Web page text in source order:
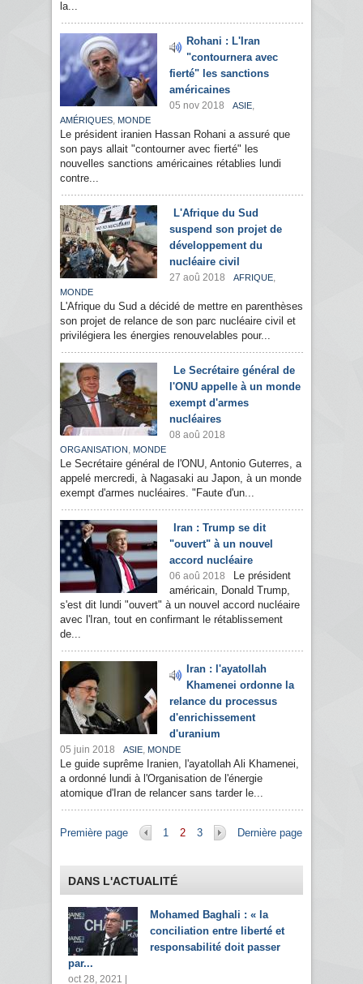
la...
Rohani : L'Iran
"contournera avec
fierté" les sanctions
américaines
05 nov 2018 ASIE,
AMÉRIQUES, MONDE
Le président iranien Hassan Rohani a assuré que
son pays allait "contourner avec fierté" les
nouvelles sanctions américaines rétablies lundi
contre...
L'Afrique du Sud
suspend son projet de
développement du
nucléaire civil
27 aoû 2018 AFRIQUE,
MONDE
L'Afrique du Sud a décidé de mettre en parenthèses
son projet de relance de son parc nucléaire civil et
privilégiera les énergies renouvelables pour...
Le Secrétaire général de
l'ONU appelle à un monde
exempt d'armes
nucléaires
08 aoû 2018
ORGANISATION , MONDE
Le Secrétaire général de l'ONU, Antonio Guterres, a
appelé mercredi, à Nagasaki au Japon, à un monde
exempt d'armes nucléaires. "Faute d'un...
Iran : Trump se dit
"ouvert" à un nouvel
accord nucléaire
06 aoû 2018
Le président
américain, Donald Trump,
s'est dit lundi "ouvert" à un nouvel accord nucléaire
avec l'Iran, tout en confirmant le rétablissement
de...
Iran : l'ayatollah
Khamenei ordonne la
relance du processus
d'enrichissement
d'uranium
05 juin 2018 ASIE, MONDE
Le guide suprême Iranien, l'ayatollah Ali Khamenei,
a ordonné lundi à l'Organisation de l'énergie
atomique d'Iran de relancer sans tarder le...
Pages
Première page 1 2 3 Dernière page
DANS L'ACTUALITÉ
Mohamed Baghali : « la
conciliation entre liberté et
responsabilité doit passer
par...
oct 28, 2021 |